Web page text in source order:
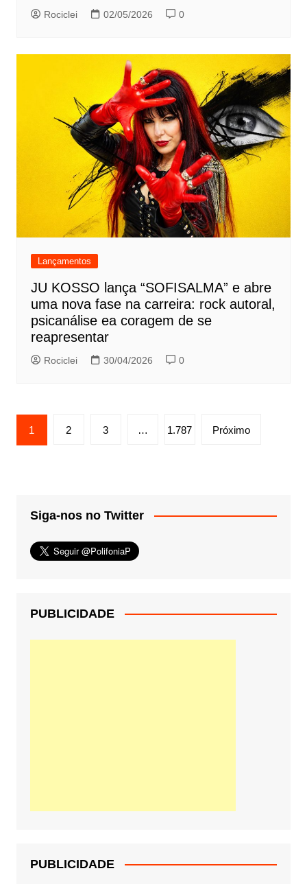
Rociclei 02/05/2026 0
Lançamentos
JU KOSSO lança “SOFISALMA” e abre
uma nova fase na carreira: rock autoral,
psicanálise ea coragem de se
reapresentar
Rociclei 30/04/2026 0
Paginação
de
1 2 3 … 1.787 Próximo
Siga-nos no Twitter
PUBLICIDADE
PUBLICIDADE